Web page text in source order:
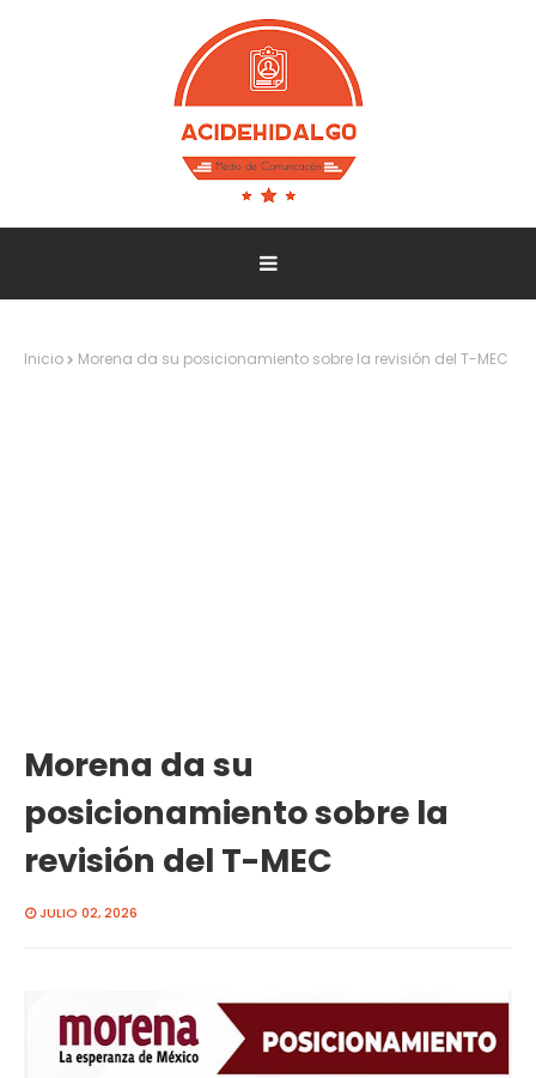
Inicio Morena da su posicionamiento sobre la revisión del T-MEC
Morena da su
posicionamiento sobre la
revisión del T-MEC
JULIO 02, 2026